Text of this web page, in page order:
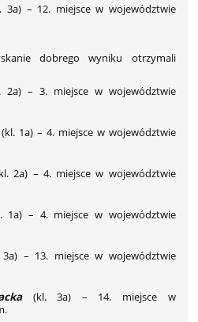
3a) – 12. miejsce w województwie
dobrego wyniku otrzymali
2a) – 3. miejsce w województwie
(kl. 1a) – 4. miejsce w województwie
2a) – 4. miejsce w województwie
1a) – 4. miejsce w województwie
– 13. miejsce w województwie
(kl. 3a) – 14. miejsce w